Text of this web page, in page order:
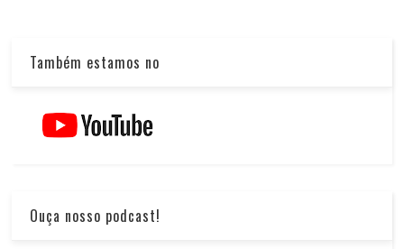
Também estamos no
Ouça nosso podcast!